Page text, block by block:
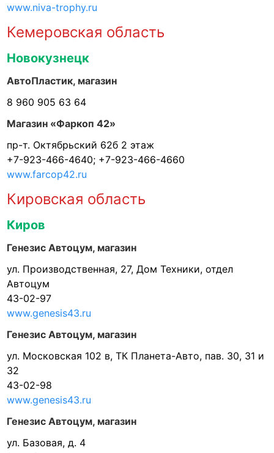
www.niva-trophy.ru
Кемеровская область
Новокузнецк
АвтоПластик, магазин
8 960 905 63 64
Магазин «Фаркоп 42»
пр-т. Октябрьский 62б 2 этаж
+7-923-466-4640; +7-923-466-4660
www.farcop42.ru
Кировская область
Киров
Генезис Автоцум, магазин
ул. Производственная, 27, Дом Техники, отдел
Автоцум
43-02-97
www.genesis43.ru
Генезис Автоцум, магазин
ул. Московская 102 в, ТК Планета-Авто, пав. 30, 31 и
32
43-02-98
www.genesis43.ru
Генезис Автоцум, магазин
ул. Базовая, д. 4